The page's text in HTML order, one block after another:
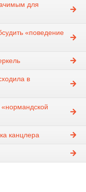
для
«поведение
в
канцлера